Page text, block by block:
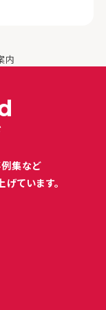
内
集など
ています。